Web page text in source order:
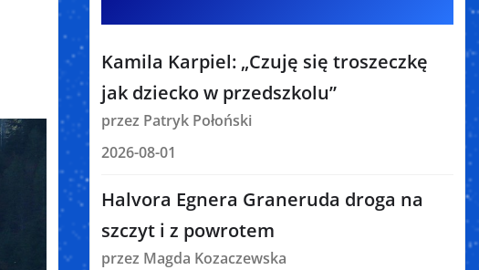
Kamila Karpiel: „Czuję się troszeczkę
jak dziecko w przedszkolu”
przez Patryk Połoński
2026-08-01
Halvora Egnera Graneruda droga na
szczyt i z powrotem
przez Magda Kozaczewska